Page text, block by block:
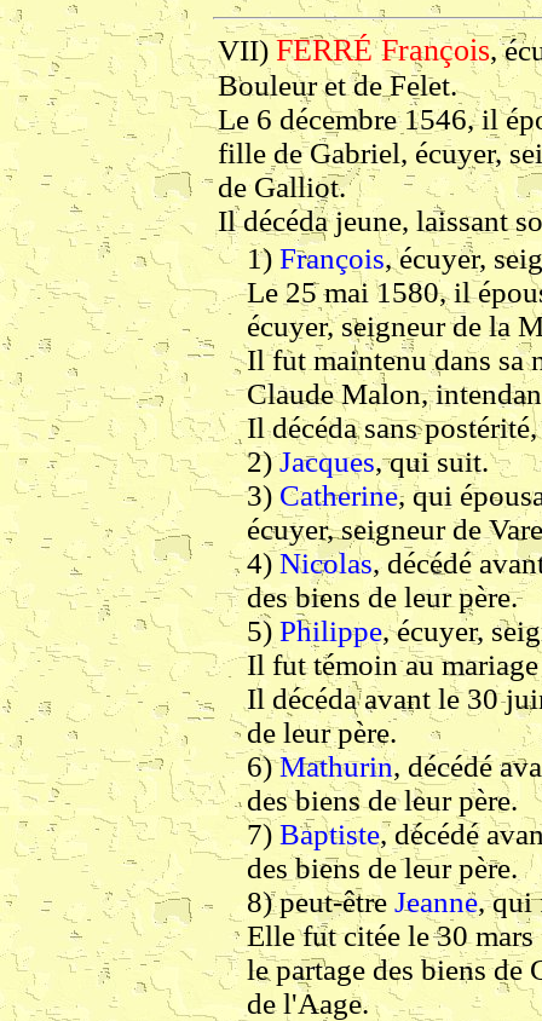
VII) FERRÉ François,
Bouleur et de Felet.
Le 6 décembre 1546, il
fille de Gabriel, écuyer,
de Galliot.
Il décéda jeune, laissant
1) François, écuyer,
Le 25 mai 1580, il
écuyer, seigneur de la
Il fut maintenu dans sa
Claude Malon,
Il décéda sans
2)Jacques, qui suit.
3) Catherine, qui
écuyer, seigneur de
4) Nicolas, décédé
des biens de leur père.
5) Philippe, écuyer,
Il fut témoin au
Il décéda avant le 30
de leur père.
6)Mathurin, décédé
des biens de leur père.
7) Baptiste, décédé
des biens de leur père.
8) peut-être Jeanne, qui
Elle fut citée le 30
le partage des biens de
de l'Aage.